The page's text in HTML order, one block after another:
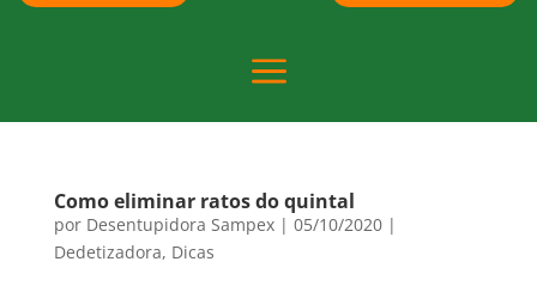
a
Como eliminar ratos do quintal
por Desentupidora Sampex| 05/10/2020|
Dedetizadora, Dicas